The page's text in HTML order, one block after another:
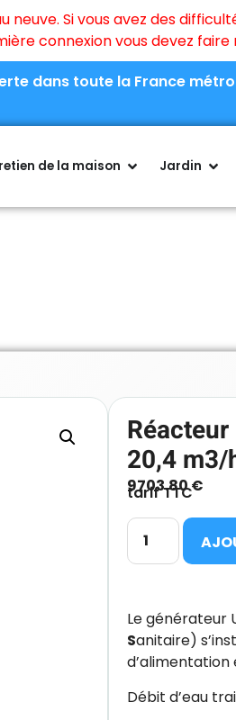
Si vous avez des
connexion vous devez
dans toute la France
de la maison Jardin
20,4 m3/
9703.80€
tarif TTC
Le générateur
Sanitaire)
d’alimentation
Débit d’eau